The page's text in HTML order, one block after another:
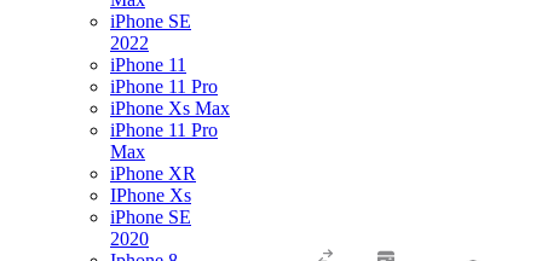
iPhone SE
2022
iPhone 11
iPhone 11 Pro
iPhone Xs Max
iPhone 11 Pro
Max
iPhone XR
IPhone Xs
iPhone SE
2020